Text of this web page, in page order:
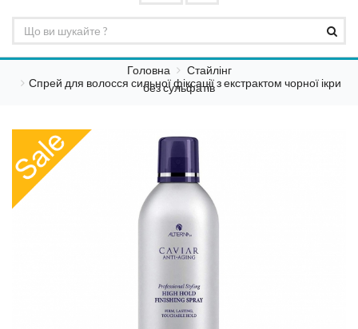
Головна
Стайлінг
Спрей для волосся сильної фіксації з екстрактом чорної ікри
без сульфатів